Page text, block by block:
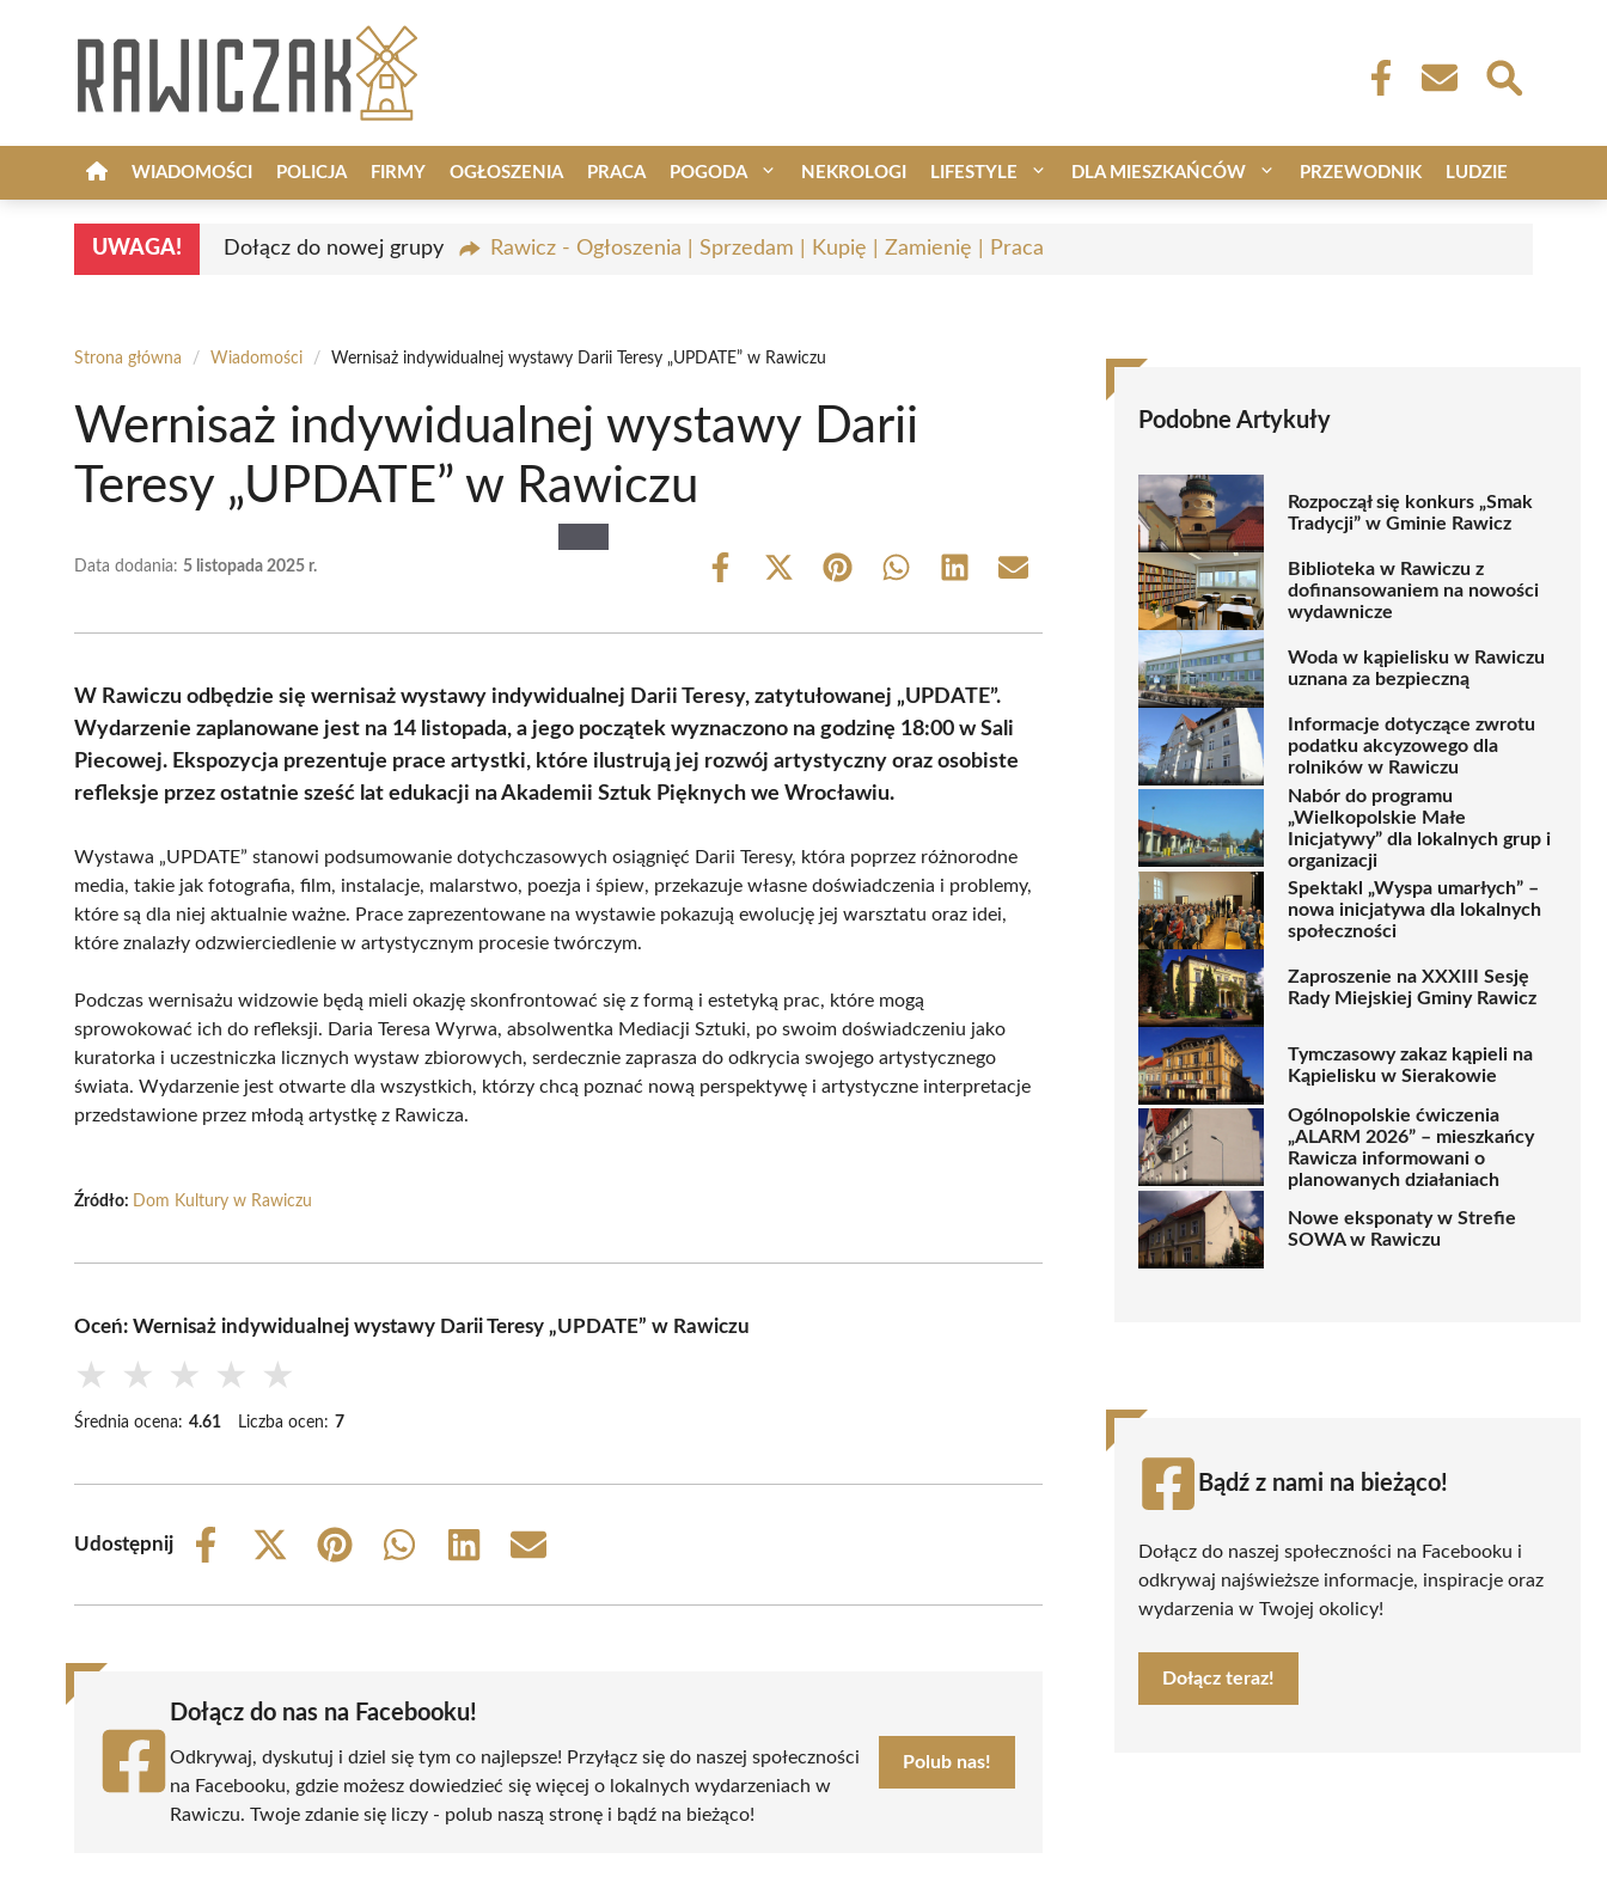
WIADOMOŚCI POLICJA FIRMY OGŁOSZENIA PRACA POGODA NEKROLOGI LIFESTYLE DLA MIESZKAŃCÓW PRZEWODNIK LUDZIE
UWAGA! Dołącz do nowej grupy Rawicz - Ogłoszenia | Sprzedam | Kupię | Zamienię | Praca
Strona główna / Wiadomości / Wernisaż indywidualnej wystawy Darii Teresy „UPDATE” w Rawiczu
Wernisaż indywidualnej wystawy Darii
Teresy „UPDATE” w Rawiczu
Data dodania: 5 listopada 2025 r.
Share
Share
(Twitter)
Share Share Share Share
W Rawiczu odbędzie się wernisaż wystawy indywidualnej Darii Teresy, zatytułowanej „UPDATE”.
Wydarzenie zaplanowane jest na 14 listopada, a jego początek wyznaczono na godzinę 18:00 w Sali
Piecowej. Ekspozycja prezentuje prace artystki, które ilustrują jej rozwój artystyczny oraz osobiste
refleksje przez ostatnie sześć lat edukacji na Akademii Sztuk Pięknych we Wrocławiu.
Wystawa „UPDATE” stanowi podsumowanie dotychczasowych osiągnięć Darii Teresy, która poprzez różnorodne
media, takie jak fotografia, film, instalacje, malarstwo, poezja i śpiew, przekazuje własne doświadczenia i problemy,
które są dla niej aktualnie ważne. Prace zaprezentowane na wystawie pokazują ewolucję jej warsztatu oraz idei,
które znalazły odzwierciedlenie w artystycznym procesie twórczym.
Podczas wernisażu widzowie będą mieli okazję skonfrontować się z formą i estetyką prac, które mogą
sprowokować ich do refleksji. Daria Teresa Wyrwa, absolwentka Mediacji Sztuki, po swoim doświadczeniu jako
kuratorka i uczestniczka licznych wystaw zbiorowych, serdecznie zaprasza do odkrycia swojego artystycznego
świata. Wydarzenie jest otwarte dla wszystkich, którzy chcą poznać nową perspektywę i artystyczne interpretacje
przedstawione przez młodą artystkę z Rawicza.
Źródło: Dom Kultury w Rawiczu
Oceń: Wernisaż indywidualnej wystawy Darii Teresy „UPDATE” w Rawiczu
★ ★ ★ ★ ★
Średnia ocena: 4.61 Liczba ocen: 7
Udostępnij
Share
Share
(Twitter)
Share
Share
Share
Share
Dołącz do nas na Facebooku!
Odkrywaj, dyskutuj i dziel się tym co najlepsze! Przyłącz się do naszej społeczności
na Facebooku, gdzie możesz dowiedzieć się więcej o lokalnych wydarzeniach w
Rawiczu. Twoje zdanie się liczy - polub naszą stronę i bądź na bieżąco!
Polub nas!
Podobne Artykuły
Rozpoczął się konkurs „Smak
Tradycji” w Gminie Rawicz
Biblioteka w Rawiczu z
dofinansowaniem na nowości
wydawnicze
Woda w kąpielisku w Rawiczu
uznana za bezpieczną
Informacje dotyczące zwrotu
podatku akcyzowego dla
rolników w Rawiczu
Nabór do programu
„Wielkopolskie Małe
Inicjatywy” dla lokalnych grup i
organizacji
Spektakl „Wyspa umarłych” –
nowa inicjatywa dla lokalnych
społeczności
Zaproszenie na XXXIII Sesję
Rady Miejskiej Gminy Rawicz
Tymczasowy zakaz kąpieli na
Kąpielisku w Sierakowie
Ogólnopolskie ćwiczenia
„ALARM 2026” – mieszkańcy
Rawicza informowani o
planowanych działaniach
Nowe eksponaty w Strefie
SOWA w Rawiczu
Bądź z nami na bieżąco!
Dołącz do naszej społeczności na Facebooku i
odkrywaj najświeższe informacje, inspiracje oraz
wydarzenia w Twojej okolicy!
Dołącz teraz!